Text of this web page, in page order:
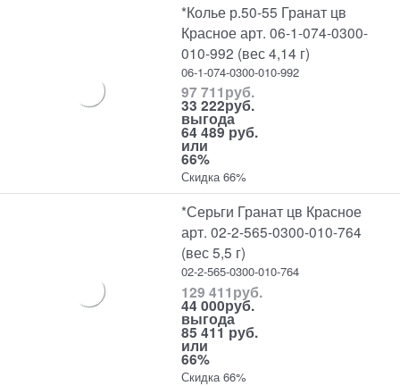
*Колье р.50-55 Гранат цв
Красное арт. 06-1-074-0300-
010-992 (вес 4,14 г)
06-1-074-0300-010-992
97 711руб.
33 222руб.
выгода
64 489 руб.
или
66%
Скидка 66%
*Серьги Гранат цв Красное
арт. 02-2-565-0300-010-764
(вес 5,5 г)
02-2-565-0300-010-764
129 411руб.
44 000руб.
выгода
85 411 руб.
или
66%
Скидка 66%